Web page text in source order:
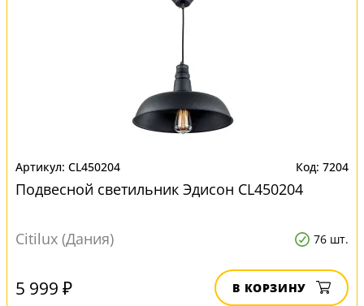
CL450204 7204
Подвесной светильник Эдисон CL450204
Citilux (Дания) 76 шт.
5 999 ₽ В КОРЗИНУ